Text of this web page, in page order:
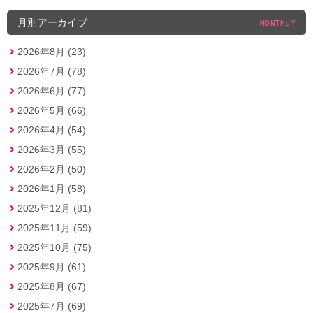
月別アーカイブ MONTHLY
2026年8月 (23)
2026年7月 (78)
2026年6月 (77)
2026年5月 (66)
2026年4月 (54)
2026年3月 (55)
2026年2月 (50)
2026年1月 (58)
2025年12月 (81)
2025年11月 (59)
2025年10月 (75)
2025年9月 (61)
2025年8月 (67)
2025年7月 (69)